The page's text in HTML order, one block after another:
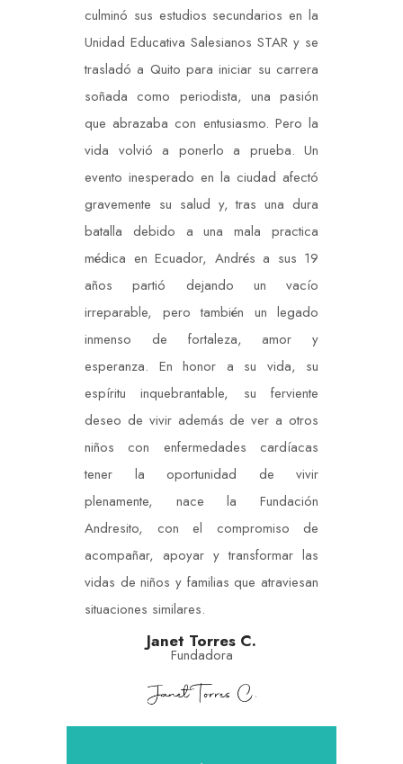
culminó sus estudios secundarios en la
Unidad Educativa Salesianos STAR y se
trasladó a Quito para iniciar su carrera
soñada como periodista, una pasión
que abrazaba con entusiasmo. Pero la
vida volvió a ponerlo a prueba. Un
evento inesperado en la ciudad afectó
gravemente su salud y, tras una dura
batalla debido a una mala practica
médica en Ecuador, Andrés a sus 19
años partió dejando un vacío
irreparable, pero también un legado
inmenso de fortaleza, amor y
esperanza. En honor a su vida, su
espíritu inquebrantable, su ferviente
deseo de vivir además de ver a otros
niños con enfermedades cardíacas
tener la oportunidad de vivir
plenamente, nace la Fundación
Andresito, con el compromiso de
acompañar, apoyar y transformar las
vidas de niños y familias que atraviesan
situaciones similares.
Janet Torres C.
Fundadora